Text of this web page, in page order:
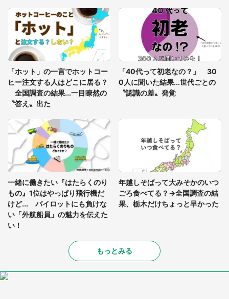
っ暗な道で遭難状態。なんとか見つけた民家に助け
を求めると、住人の男性が...」
「孫にあげると思って、あなたにこれをあげる」
真夏の山道で見知らぬお婆さんに握らされたもの
（山口県・30代女性）
「ホット」の一言でホットコー
ヒー注文する人はどこに居る？
全国調査の結果...一目瞭然の
〝答え〟出た
「40代って初老なの？」 30
0人に聞いた結果...世代ごとの
〝認識の差〟発覚
一緒に働きたい『はたらくのり
もの』1位はやっぱり飛行機だ
けど... パイロットにも負けな
い「外航船員」の魅力を伝えた
い！
年越しそばって大みそかのいつ
ごろ食べてる？→全国調査の結
果、栃木だけちょっと早かった
もっとみる